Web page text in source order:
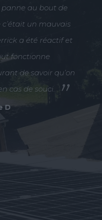
de mauvaises
installateurs peu
très méfiant.
a été transparente
clair, pas de frais
et soignée.
tournent à plein